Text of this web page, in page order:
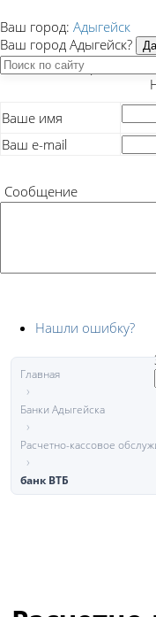
Есть
Ваше имя
Ваш e-mail
Сообщение
Нашли ошибку?
Ваш город: Адыгейск
Ваш город Адыгейск?
Главная
Банки Адыгейска
Расчетно-кассовое
банк ВТБ